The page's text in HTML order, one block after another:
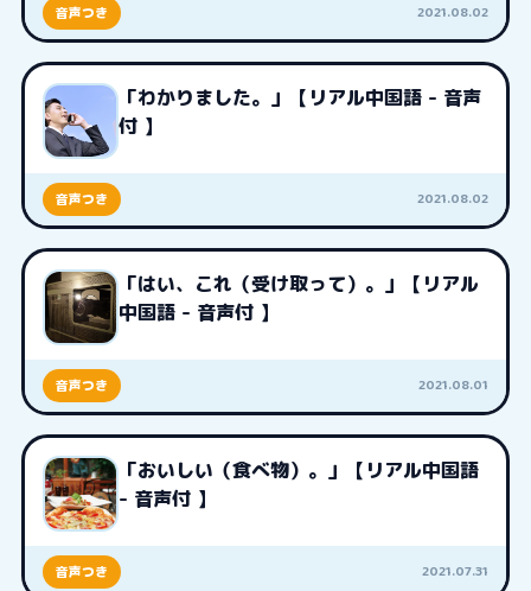
音声つき 2021.08.02
「わかりました。」【リアル中国語 - 音声
付 】
音声つき 2021.08.02
「はい、これ（受け取って）。」【リアル
中国語 - 音声付 】
音声つき 2021.08.01
「おいしい（食べ物）。」【リアル中国語
- 音声付 】
音声つき 2021.07.31